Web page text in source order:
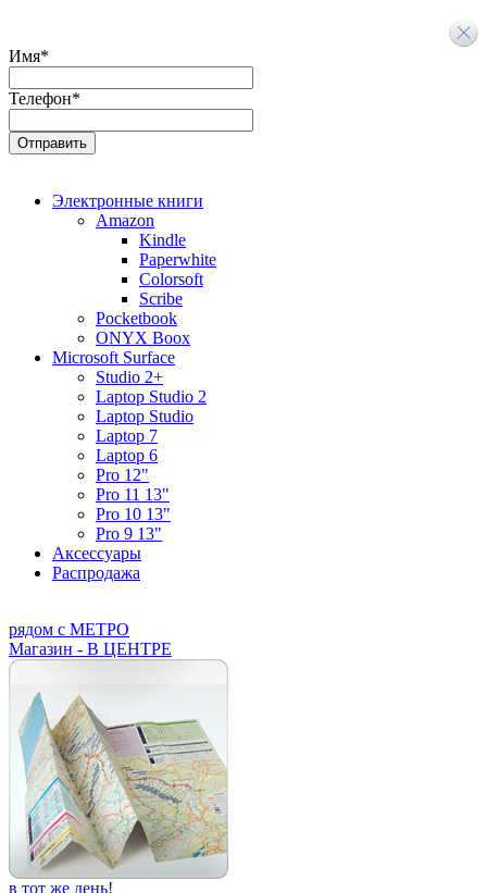
Имя*
Телефон*
Электронные книги
Amazon
Kindle
Paperwhite
Colorsoft
Scribe
Pocketbook
ONYX Boox
Microsoft Surface
Studio 2+
Laptop Studio 2
Laptop Studio
Laptop 7
Laptop 6
Pro 12"
Pro 11 13"
Pro 10 13"
Pro 9 13"
Аксессуары
Распродажа
рядом с МЕТРО
Магазин - В ЦЕНТРЕ
в тот же день!